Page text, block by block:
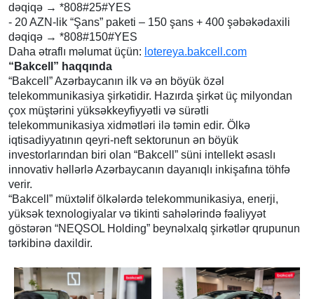
dəqiqə → *808#25#YES
- 20 AZN-lik “Şans” paketi – 150 şans + 400 şəbəkədaxili
dəqiqə → *808#150#YES
Daha ətraflı məlumat üçün: lotereya.bakcell.com
“Bakcell” haqqında
“Bakcell” Azərbaycanın ilk və ən böyük özəl
telekommunikasiya şirkətidir. Hazırda şirkət üç milyondan
çox müştərini yüksəkkeyfiyyətli və sürətli
telekommunikasiya xidmətləri ilə təmin edir. Ölkə
iqtisadiyyatının qeyri-neft sektorunun ən böyük
investorlarından biri olan “Bakcell” süni intellekt əsaslı
innovativ həllərlə Azərbaycanın dayanıqlı inkişafına töhfə
verir.
“Bakcell” müxtəlif ölkələrdə telekommunikasiya, enerji,
yüksək texnologiyalar və tikinti sahələrində fəaliyyət
göstərən “NEQSOL Holding” beynəlxalq şirkətlər qrupunun
tərkibinə daxildir.